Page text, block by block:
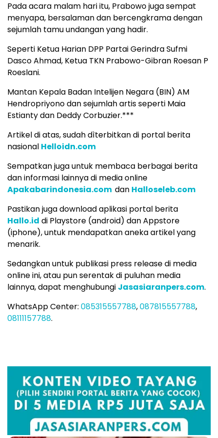
Pada acara malam hari itu, Prabowo juga sempat
menyapa, bersalaman dan bercengkrama dengan
sejumlah tamu undangan yang hadir.
Seperti Ketua Harian DPP Partai Gerindra Sufmi
Dasco Ahmad, Ketua TKN Prabowo-Gibran Roesan P
Roeslani.
Mantan Kepala Badan Intelijen Negara (BIN) AM
Hendropriyono dan sejumlah artis seperti Maia
Estianty dan Deddy Corbuzier.***
Artikel di atas, sudah dìterbitkan di portal berita
nasional Helloidn.com
Sempatkan juga untuk membaca berbagai berita
dan informasi lainnya di media online
Apakabarindonesia.com dan Halloseleb.com
Pastikan juga download aplikasi portal berita
Hallo.id di Playstore (android) dan Appstore
(iphone), untuk mendapatkan aneka artikel yang
menarik.
Sedangkan untuk publikasi press release di media
online ini, atau pun serentak di puluhan media
lainnya, dapat menghubungi Jasasiaranpers.com.
WhatsApp Center: 085315557788,087815557788,
08111157788.